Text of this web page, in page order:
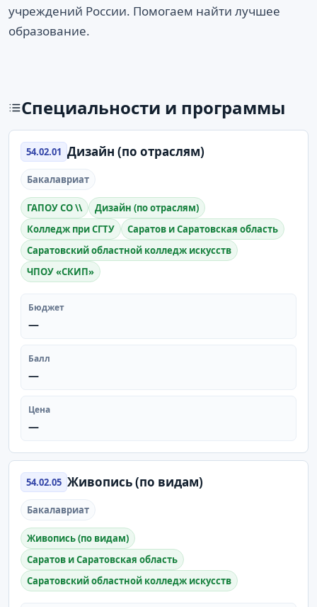
учреждений России. Помогаем найти лучшее
образование.
Специальности и программы
54.02.01 Дизайн (по отраслям)
Бакалавриат
ГАПОУ СО \\
Дизайн (по отраслям)
Колледж при СГТУ
Саратов и Саратовская область
Саратовский областной колледж искусств
ЧПОУ «СКИП»
Бюджет
—
Балл
—
Цена
—
54.02.05 Живопись (по видам)
Бакалавриат
Живопись (по видам)
Саратов и Саратовская область
Саратовский областной колледж искусств